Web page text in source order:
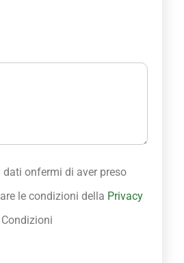
onfermi di aver preso
le condizioni della Privacy